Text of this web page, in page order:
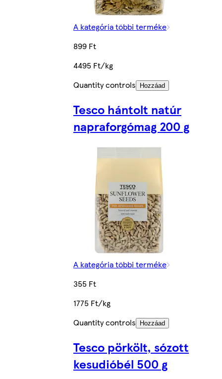
A kategória többi terméke
899 Ft
4495 Ft/kg
Quantity controls
Hozzáad
Tesco hántolt natúr
napraforgómag 200 g
A kategória többi terméke
355 Ft
1775 Ft/kg
Quantity controls
Hozzáad
Tesco pörkölt, sózott
kesudióbél 500 g